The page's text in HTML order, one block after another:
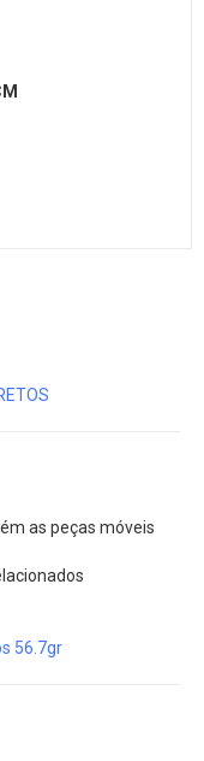
as peças móveis
56.7gr